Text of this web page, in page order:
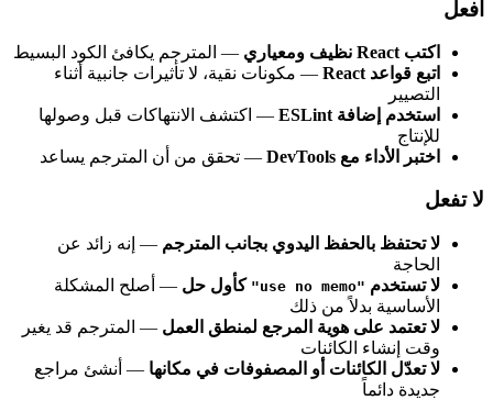
افعل
اكتب React نظيف ومعياري
— المترجم يكافئ الكود البسيط
اتبع قواعد React
— مكونات نقية، لا تأثيرات جانبية أثناء
التصيير
استخدم إضافة ESLint
— اكتشف الانتهاكات قبل وصولها
للإنتاج
اختبر الأداء مع DevTools
— تحقق من أن المترجم يساعد
لا تفعل
لا تحتفظ بالحفظ اليدوي بجانب المترجم— إنه زائد عن
الحاجة
لا تستخدم"use no memo" كأول حل — أصلح المشكلة
الأساسية بدلاً من ذلك
لا تعتمد على هوية المرجع لمنطق العمل — المترجم قد يغير
وقت إنشاء الكائنات
لا تعدّل الكائنات أو المصفوفات في مكانها— أنشئ مراجع
جديدة دائماً